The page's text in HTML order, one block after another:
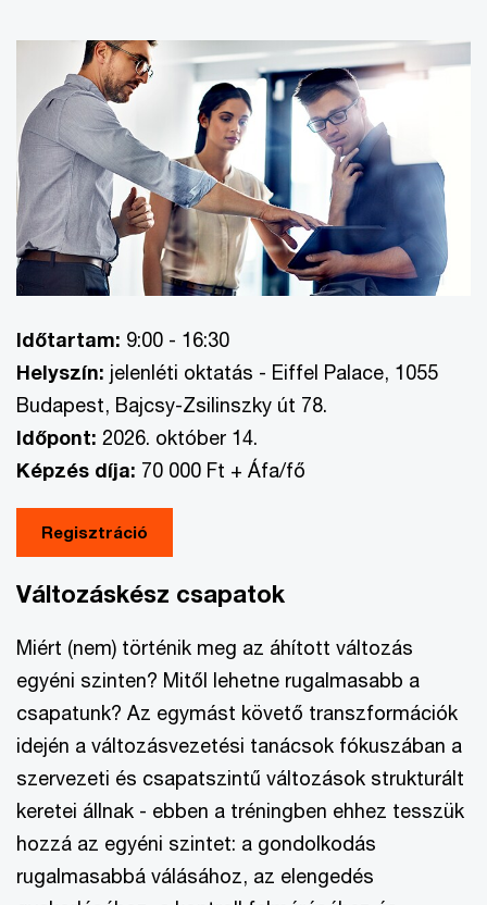
Időtartam: 9:00 - 16:30
Helyszín: jelenléti oktatás - Eiffel Palace, 1055
Budapest, Bajcsy-Zsilinszky út 78.
Időpont: 2026. október 14.
Képzés díja: 70 000 Ft + Áfa/fő
Regisztráció
Változáskész csapatok
Miért (nem) történik meg az áhított változás
egyéni szinten? Mitől lehetne rugalmasabb a
csapatunk? Az egymást követő transzformációk
idején a változásvezetési tanácsok fókuszában a
szervezeti és csapatszintű változások strukturált
keretei állnak - ebben a tréningben ehhez tesszük
hozzá az egyéni szintet: a gondolkodás
rugalmasabbá válásához, az elengedés